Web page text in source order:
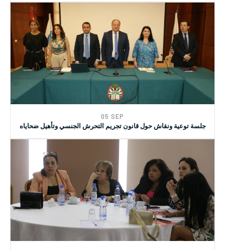
05 SEP
جلسة توعية ونقاش حول قانون تجريم التحرش الجنسي وتأهيل ضحاياه